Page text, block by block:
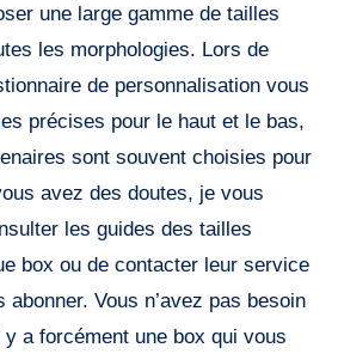
une large gamme de tailles
les morphologies. Lors de
de personnalisation vous
précises pour le haut et le bas,
sont souvent choisies pour
avez des doutes, je vous
les guides des tailles
box ou de contacter leur service
Vous n’avez pas besoin
a forcément une box qui vous